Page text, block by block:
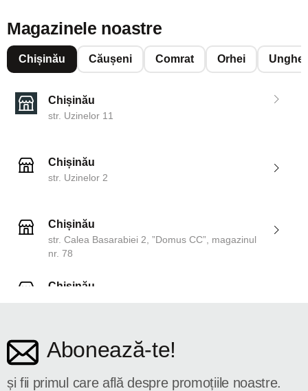
Magazinele noastre
Chișinău Căușeni Comrat Orhei
Chișinău
str. Uzinelor 11
Chișinău
str. Uzinelor 2
Chișinău
str. Calea Basarabiei 2, ”Domus CC”, magazinul
nr. 78
Chișinău
Abonează-te!
și fii primul care află despre promoțiile noastre.